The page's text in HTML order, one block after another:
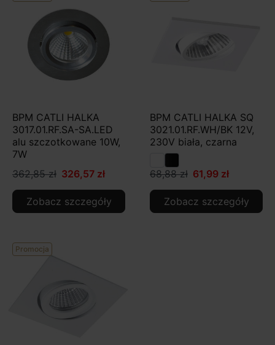
BPM CATLI HALKA
3017.01.RF.SA-SA.LED
alu szczotkowane 10W,
7W
362,85 zł 326,57 zł
Zobacz szczegóły
BPM CATLI HALKA SQ
3021.01.RF.WH/BK 12V,
230V biała, czarna
68,88 zł 61,99 zł
Zobacz szczegóły
Promocja